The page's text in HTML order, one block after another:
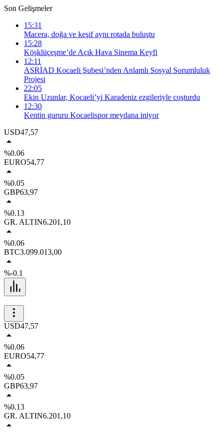
Son Gelişmeler
15:31
Macera, doğa ve keşif aynı rotada buluştu
15:28
Köşklüçeşme’de Açık Hava Sinema Keyfi
12:11
ASRİAD Kocaeli Şubesi’nden Anlamlı Sosyal Sorumluluk
Projesi
22:05
Ekin Uzunlar, Kocaeli’yi Karadeniz ezgileriyle coşturdu
12:30
Kentin gururu Kocaelispor meydana iniyor
USD47,57
%0.06
EURO54,77
%0.05
GBP63,97
%0.13
GR. ALTIN6.201,10
%0.06
BTC3.099.013,00
%-0.1
USD47,57
%0.06
EURO54,77
%0.05
GBP63,97
%0.13
GR. ALTIN6.201,10